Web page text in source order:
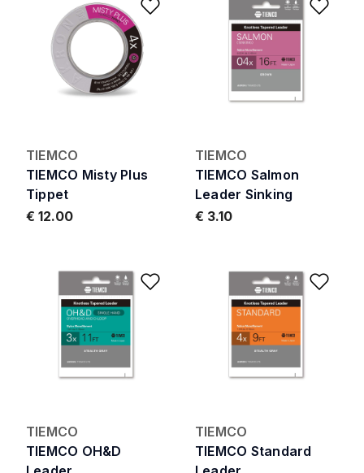
Add to Wishlist
TIEMCO
TIEMCO Misty Plus
Tippet
€ 12.00
TIEMCO
TIEMCO Salmon
Leader Sinking
€ 3.10
Add to Wishlist
TIEMCO
TIEMCO OH&D
TIEMCO
TIEMCO Standard